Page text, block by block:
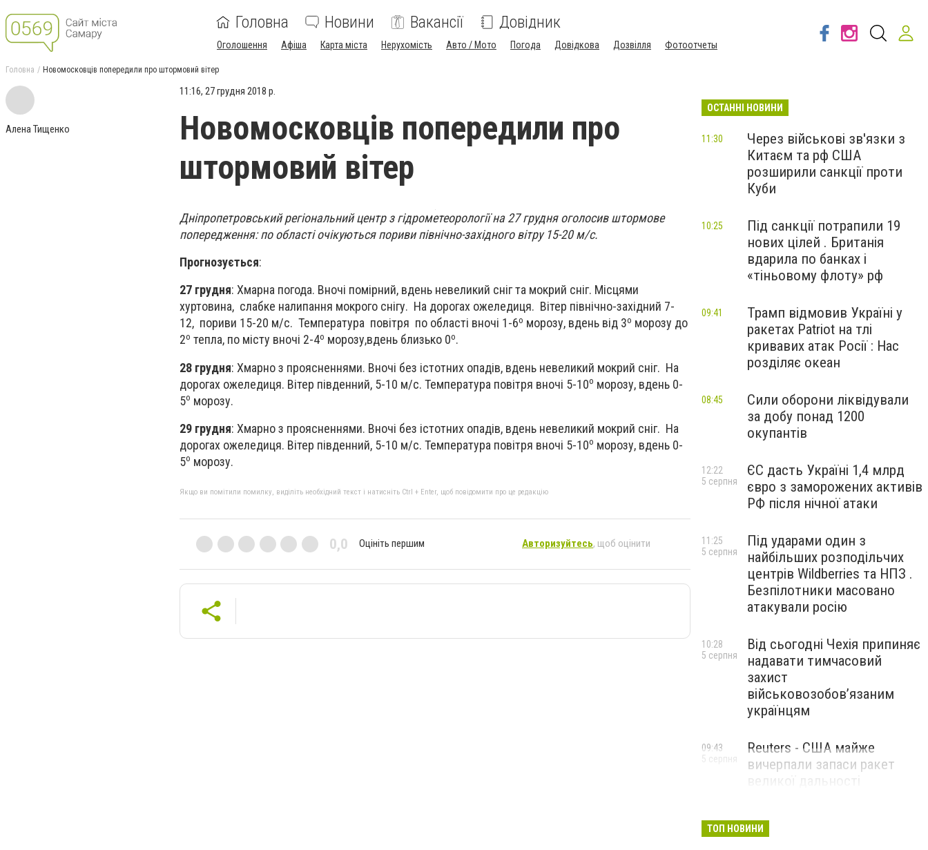
Головна Новини Вакансії Довідник
Оголошення Афіша Карта міста Нерухомість Авто / Мото Погода Довідкова Дозвілля Фотоотчеты
Головна Новомосковців попередили про штормовий вітер
Алена Тищенко
11:16, 27 грудня 2018 р.
Новомосковців попередили про
штормовий вітер
Дніпропетровський регіональний центр з гідрометеорології на 27 грудня оголосив штормове
попередження: по області очікуються пориви північно-західного вітру 15-20 м/с.
Прогнозується:
27 грудня: Хмарна погода. Вночі помірний, вдень невеликий сніг та мокрий сніг. Місцями
хуртовина, слабке налипання мокрого снігу. На дорогах ожеледиця. Вітер північно-західний 7-
12, пориви 15-20 м/с. Температура повітря по області вночі 1-6о морозу, вдень від 3о морозу до
2о тепла, по місту вночі 2-4о морозу,вдень близько 0о.
28 грудня: Хмарно з проясненнями. Вночі без істотних опадів, вдень невеликий мокрий сніг. На
дорогах ожеледиця. Вітер південний, 5-10 м/с. Температура повітря вночі 5-10о морозу, вдень 0-
5о морозу.
29 грудня: Хмарно з проясненнями. Вночі без істотних опадів, вдень невеликий мокрий сніг. На
дорогах ожеледиця. Вітер південний, 5-10 м/с. Температура повітря вночі 5-10о морозу, вдень 0-
5о морозу.
Якщо ви помітили помилку, виділіть необхідний текст і натисніть Ctrl + Enter, щоб повідомити про це редакцію
0,0 Оцініть першим Авторизуйтесь, щоб оцінити
ОСТАННІ НОВИНИ
Через військові зв'язки з
Китаєм та рф США
розширили санкції проти
Куби
11:30
Під санкції потрапили 19
нових цілей . Британія
вдарила по банках і
«тіньовому флоту» рф
10:25
Трамп відмовив Україні у
ракетах Patriot на тлі
кривавих атак Росії : Нас
розділяє океан
09:41
Сили оборони ліквідували
за добу понад 1200
окупантів
08:45
ЄС дасть Україні 1,4 млрд
євро з заморожених активів
РФ після нічної атаки
12:22
5 серпня
Під ударами один з
найбільших розподільчих
центрів Wildberries та НПЗ .
Безпілотники масовано
атакували росію
11:25
5 серпня
Від сьогодні Чехія припиняє
надавати тимчасовий
захист
військовозобов’язаним
українцям
10:28
5 серпня
Reuters - США майже
вичерпали запаси ракет
09:43
5 серпня
ТОП НОВИНИ